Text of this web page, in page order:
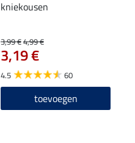
kniekousen
3,99 €4,99 €
3,19 €
4.5 60
toevoegen